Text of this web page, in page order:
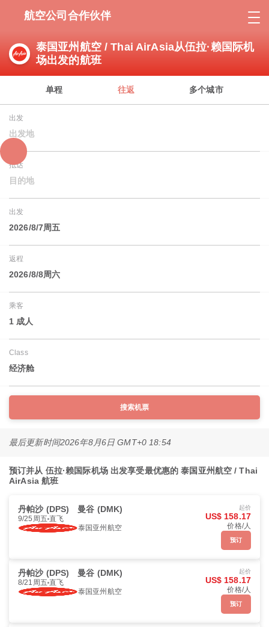
航空公司合作伙伴
泰国亚州航空 / Thai AirAsia从伍拉·赖国际机
场出发的航班
单程 往返 多个城市
出发
出发地
抵达
目的地
出发
2026/8/7周五
返程
2026/8/8周六
乘客
1 成人
Class
经济舱
搜索机票
最后更新时间2026年8月6日 GMT+0 18:54
预订并从 伍拉·赖国际机场 出发享受最优惠的 泰国亚州航空 / Thai
AirAsia 航班
丹帕沙 (DPS) 曼谷 (DMK)
9/25周五 直飞
泰国亚州航空
起价
US$ 158.17
价格/人
预订
丹帕沙 (DPS) 曼谷 (DMK)
8/21周五 直飞
泰国亚州航空
起价
US$ 158.17
价格/人
预订